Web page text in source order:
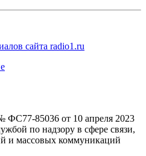
сайта radio1.ru
ФС77-85036 от 10 апреля 2023
по надзору в сфере связи,
и массовых коммуникаций